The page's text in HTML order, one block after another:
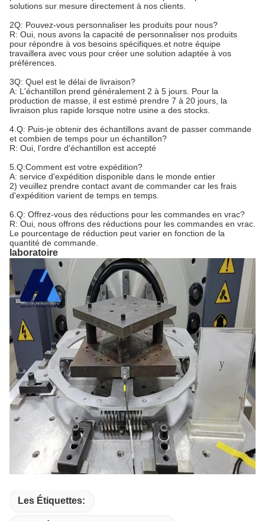
solutions sur mesure directement à nos clients.
2Q: Pouvez-vous personnaliser les produits pour nous?
R: Oui, nous avons la capacité de personnaliser nos produits
pour répondre à vos besoins spécifiques.et notre équipe
travaillera avec vous pour créer une solution adaptée à vos
préférences.
3Q: Quel est le délai de livraison?
A: L'échantillon prend généralement 2 à 5 jours. Pour la
production de masse, il est estimé prendre 7 à 20 jours, la
livraison plus rapide lorsque notre usine a des stocks.
4.Q: Puis-je obtenir des échantillons avant de passer commande
et combien de temps pour un échantillon?
R: Oui, l'ordre d'échantillon est accepté
5.Q:Comment est votre expédition?
A: service d'expédition disponible dans le monde entier
2) veuillez prendre contact avant de commander car les frais
d'expédition varient de temps en temps.
6.Q: Offrez-vous des réductions pour les commandes en vrac?
R: Oui, nous offrons des réductions pour les commandes en vrac.
Le pourcentage de réduction peut varier en fonction de la
quantité de commande.
laboratoire
Les Étiquettes: